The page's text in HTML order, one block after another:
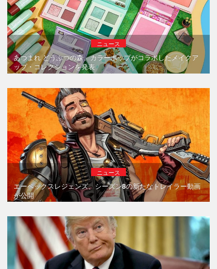
ニュース
あつまれ どうぶつの森、カラーポップがコラボしたメイクア
ップ・コレクションを発表
ニュース
エーペックスレジェンズ、シーズン8の新たなトレイラー動画
が公開